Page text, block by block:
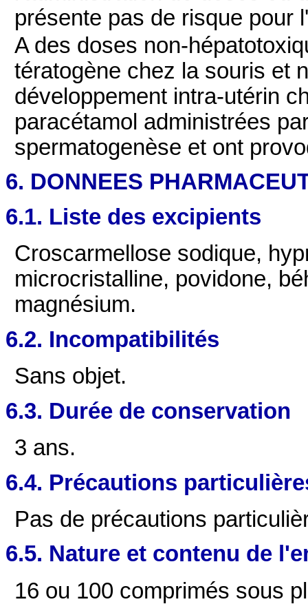
présente pas de risque pour
A des doses non-
tératogène chez la souris et
développement intra-utérin
paracétamol administrées
spermatogenèse et ont
6. DONNEES
6.1. Liste des excipients
Croscarmellose sodique,
microcristalline, povidone,
magnésium.
6.2. Incompatibilités
Sans objet.
6.3. Durée de conservation
3 ans.
6.4. Précautions
Pas de précautions
6.5. Nature et contenu de
16 ou 100 comprimés sous